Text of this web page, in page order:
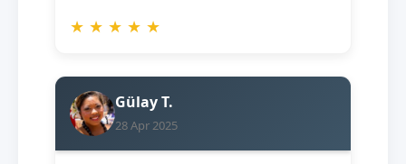
★ ★ ★ ★ ★
Gülay T.
28 Apr 2025